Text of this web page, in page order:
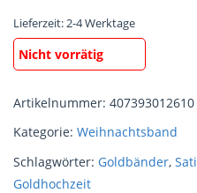
Lieferzeit:2-4 Werktage
Nicht vorrätig
Artikelnummer: 407393012610
Kategorie: Weihnachtsband
Schlagwörter: Goldbänder,
Goldhochzeit